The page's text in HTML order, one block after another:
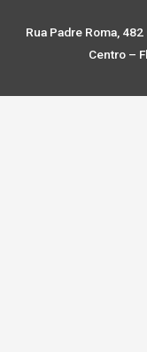
Rua Padre Roma,
Centro –